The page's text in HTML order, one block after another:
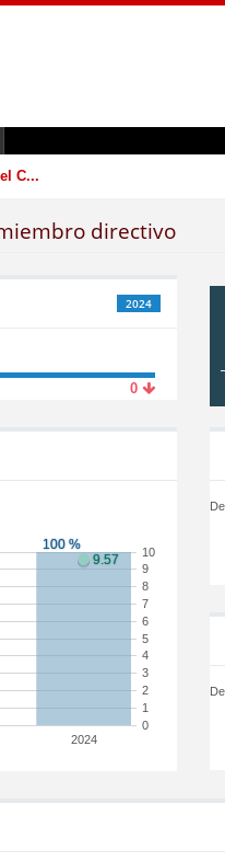
C...
directivo
2024
0
2024
0
1
2
3
4
5
6
7
8
9
10